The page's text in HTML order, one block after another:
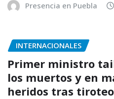
Presencia en Puebla
INTERNACIONALES
Primer ministro
los muertos y en
heridos tras tiroteo